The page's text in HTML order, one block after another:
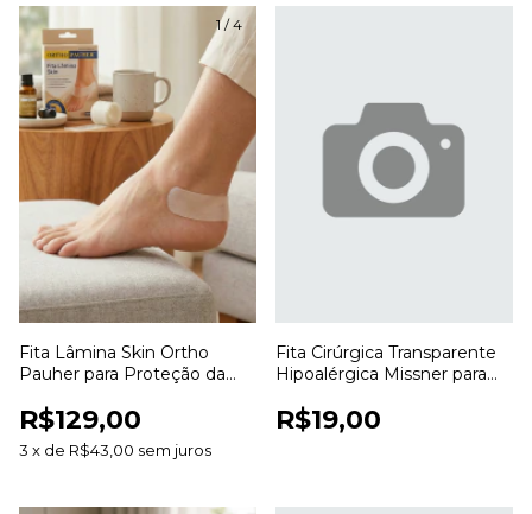
1/4
Fita Lâmina Skin Ortho
Pauher para Proteção da
R$129,00
3 x de R$43,00 sem juros
Fita Cirúrgica Transparente
Hipoalérgica Missner para
R$19,00